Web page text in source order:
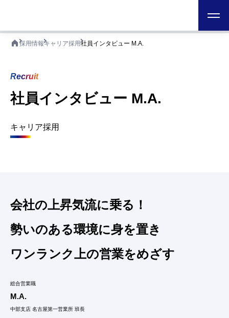
ホーム
採用情報キャリア採用社員インタビュー M.A.
Recruit
社員インタビュー M.A.
キャリア採用
会社の上昇気流に乗る！
勢いのある環境に身を置き
ワンランク上の営業をめざす
総合営業職
M.A.
中部支店 名古屋第一営業所 班長